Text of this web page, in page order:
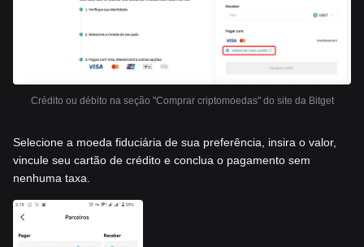
Crédito ou débito na seção "Comprar criptomoedas" do site da Bitget
Selecione a moeda fiduciária de sua preferência, insira o valor,
vincule seu cartão de crédito e conclua o pagamento sem
nenhuma taxa.